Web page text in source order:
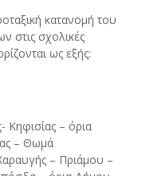
κατανομή του
στις σχολικές
ως εξής:
Κηφισίας – όρια
– Θωμά
– Πριάμου –